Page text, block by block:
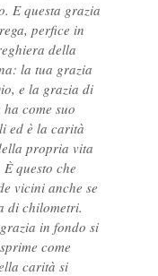
E questa grazia
perfice in
della
la tua grazia
e la grazia di
come suo
ed è la carità
propria vita
questo che
vicini anche se
di chilometri.
in fondo si
come
carità si